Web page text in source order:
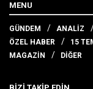
MENU
GÜNDEM ANALİZ
ÖZEL HABER
15
MAGAZİN
DİĞER